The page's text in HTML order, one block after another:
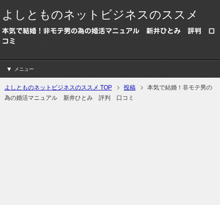
よしとものネットビジネスのススメ
本気で結婚！非モテ男の為の婚活マニュアル 新井ひとみ 評判 口
コミ
メニュー
よしとものネットビジネスのススメ TOP 投稿
本気で結婚！非モテ男の
為の婚活マニュアル 新井ひとみ 評判 口コミ